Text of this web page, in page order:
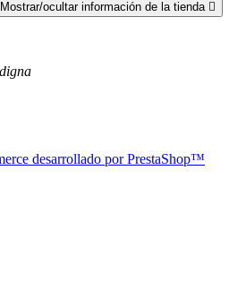
Mostrar/ocultar información de la tienda 
desarrollado por PrestaShop™